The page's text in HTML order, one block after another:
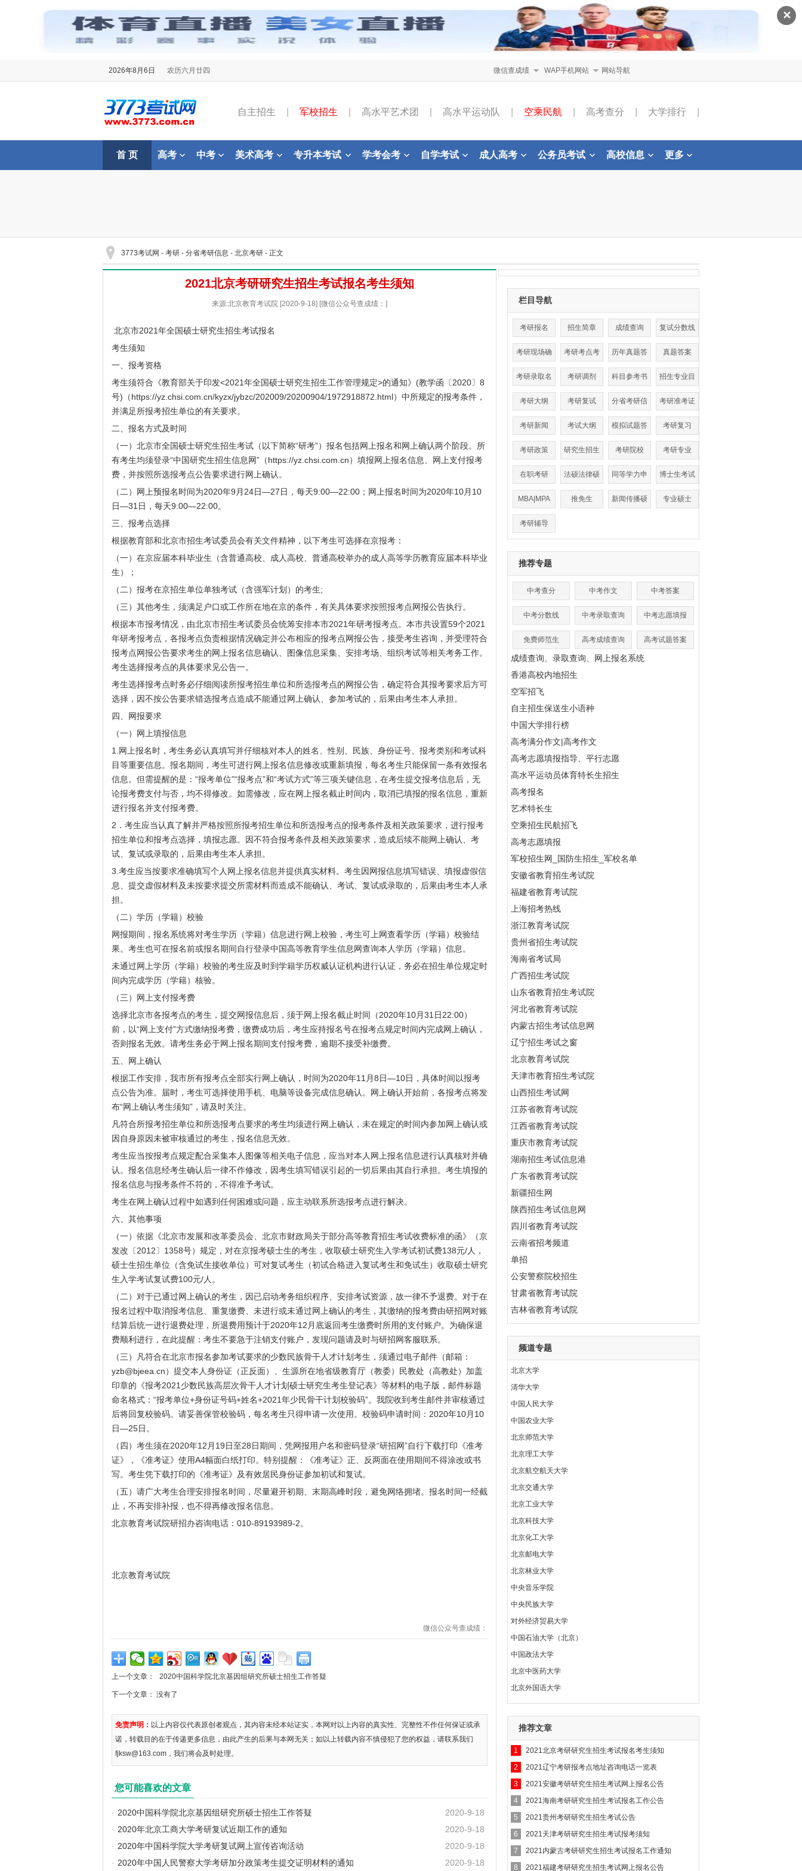
✕
2026年8月6日 农历六月廿四 微信查成绩 WAP手机网站 网站导航
自主招生 军校招生 高水平艺术团 高水平运动队 空乘民航 高考查分 大学排行
首 页 高考 中考 美术高考 专升本考试 学考会考 自学考试 成人高考 公务员考试 高校信息 更多
3773考试网 - 考研 - 分省考研信息 - 北京考研 - 正文
2021北京考研研究生招生考试报名考生须知
来源:北京教育考试院 [2020-9-18] [微信公众号查成绩：]
北京市2021年全国硕士研究生招生考试报名
考生须知
一、报考资格
考生须符合《教育部关于印发<2021年全国硕士研究生招生工作管理规定>的通知》(教学函〔2020〕8
号)（https://yz.chsi.com.cn/kyzx/jybzc/202009/20200904/1972918872.html）中所规定的报考条件，
并满足所报考招生单位的有关要求。
二、报名方式及时间
（一）北京市全国硕士研究生招生考试（以下简称“研考”）报名包括网上报名和网上确认两个阶段。所
有考生均须登录“中国研究生招生信息网”（https://yz.chsi.com.cn）填报网上报名信息、网上支付报考
费，并按照所选报考点公告要求进行网上确认。
（二）网上预报名时间为2020年9月24日—27日，每天9:00—22:00；网上报名时间为2020年10月10
日—31日，每天9:00—22:00。
三、报考点选择
根据教育部和北京市招生考试委员会有关文件精神，以下考生可选择在京报考：
（一）在京应届本科毕业生（含普通高校、成人高校、普通高校举办的成人高等学历教育应届本科毕业
生）；
（二）报考在京招生单位单独考试（含强军计划）的考生;
（三）其他考生，须满足户口或工作所在地在京的条件，有关具体要求按照报考点网报公告执行。
根据本市报考情况，由北京市招生考试委员会统筹安排本市2021年研考报考点。本市共设置59个2021
年研考报考点，各报考点负责根据情况确定并公布相应的报考点网报公告，接受考生咨询，并受理符合
报考点网报公告要求考生的网上报名信息确认、图像信息采集、安排考场、组织考试等相关考务工作。
考生选择报考点的具体要求见公告一。
考生选择报考点时务必仔细阅读所报考招生单位和所选报考点的网报公告，确定符合其报考要求后方可
选择，因不按公告要求错选报考点造成不能通过网上确认、参加考试的，后果由考生本人承担。
四、网报要求
（一）网上填报信息
1.网上报名时，考生务必认真填写并仔细核对本人的姓名、性别、民族、身份证号、报考类别和考试科
目等重要信息。报名期间，考生可进行网上报名信息修改或重新填报，每名考生只能保留一条有效报名
信息。但需提醒的是：“报考单位”“报考点”和“考试方式”等三项关键信息，在考生提交报考信息后，无
论报考费支付与否，均不得修改。如需修改，应在网上报名截止时间内，取消已填报的报名信息，重新
进行报名并支付报考费。
2．考生应当认真了解并严格按照所报考招生单位和所选报考点的报考条件及相关政策要求，进行报考
招生单位和报考点选择，填报志愿。因不符合报考条件及相关政策要求，造成后续不能网上确认、考
试、复试或录取的，后果由考生本人承担。
3.考生应当按要求准确填写个人网上报名信息并提供真实材料。考生因网报信息填写错误、填报虚假信
息、提交虚假材料及未按要求提交所需材料而造成不能确认、考试、复试或录取的，后果由考生本人承
担。
（二）学历（学籍）校验
网报期间，报名系统将对考生学历（学籍）信息进行网上校验，考生可上网查看学历（学籍）校验结
果。考生也可在报名前或报名期间自行登录中国高等教育学生信息网查询本人学历（学籍）信息。
未通过网上学历（学籍）校验的考生应及时到学籍学历权威认证机构进行认证，务必在招生单位规定时
间内完成学历（学籍）核验。
（三）网上支付报考费
选择北京市各报考点的考生，提交网报信息后，须于网上报名截止时间（2020年10月31日22:00）
前，以“网上支付”方式缴纳报考费，缴费成功后，考生应持报名号在报考点规定时间内完成网上确认，
否则报名无效。请考生务必于网上报名期间支付报考费，逾期不接受补缴费。
五、网上确认
根据工作安排，我市所有报考点全部实行网上确认，时间为2020年11月8日—10日，具体时间以报考
点公告为准。届时，考生可选择使用手机、电脑等设备完成信息确认。网上确认开始前，各报考点将发
布“网上确认考生须知”，请及时关注。
凡符合所报考招生单位和所选报考点要求的考生均须进行网上确认，未在规定的时间内参加网上确认或
因自身原因未被审核通过的考生，报名信息无效。
考生应当按报考点规定配合采集本人图像等相关电子信息，应当对本人网上报名信息进行认真核对并确
认。报名信息经考生确认后一律不作修改，因考生填写错误引起的一切后果由其自行承担。考生填报的
报名信息与报考条件不符的，不得准予考试。
考生在网上确认过程中如遇到任何困难或问题，应主动联系所选报考点进行解决。
六、其他事项
（一）依据《北京市发展和改革委员会、北京市财政局关于部分高等教育招生考试收费标准的函》（京
发改〔2012〕1358号）规定，对在京报考硕士生的考生，收取硕士研究生入学考试初试费138元/人，
硕士生招生单位（含免试生接收单位）可对复试考生（初试合格进入复试考生和免试生）收取硕士研究
生入学考试复试费100元/人。
（二）对于已通过网上确认的考生，因已启动考务组织程序、安排考试资源，故一律不予退费。对于在
报名过程中取消报考信息、重复缴费、未进行或未通过网上确认的考生，其缴纳的报考费由研招网对账
结算后统一进行退费处理，所退费用预计于2020年12月底返回考生缴费时所用的支付账户。为确保退
费顺利进行，在此提醒：考生不要急于注销支付账户，发现问题请及时与研招网客服联系。
（三）凡符合在北京市报名参加考试要求的少数民族骨干人才计划考生，须通过电子邮件（邮箱：
yzb@bjeea.cn）提交本人身份证（正反面）、生源所在地省级教育厅（教委）民教处（高教处）加盖
印章的《报考2021少数民族高层次骨干人才计划硕士研究生考生登记表》等材料的电子版，邮件标题
命名格式：“报考单位+身份证号码+姓名+2021年少民骨干计划校验码”。我院收到考生邮件并审核通过
后将回复校验码。请妥善保管校验码，每名考生只得申请一次使用。校验码申请时间：2020年10月10
日—25日。
（四）考生须在2020年12月19日至28日期间，凭网报用户名和密码登录“研招网”自行下载打印《准考
证》，《准考证》使用A4幅面白纸打印。特别提醒：《准考证》正、反两面在使用期间不得涂改或书
写。考生凭下载打印的《准考证》及有效居民身份证参加初试和复试。
（五）请广大考生合理安排报名时间，尽量避开初期、末期高峰时段，避免网络拥堵。报名时间一经截
止，不再安排补报，也不得再修改报名信息。
北京教育考试院研招办咨询电话：010-89193989-2。
北京教育考试院
微信公众号查成绩：
上一个文章： 2020中国科学院北京基因组研究所硕士招生工作答疑
下一个文章： 没有了
免责声明： 以上内容仅代表原创者观点，其内容未经本站证实，本网对以上内容的真实性、完整性不作任何保证或承
诺，转载目的在于传递更多信息，由此产生的后果与本网无关；如以上转载内容不慎侵犯了您的权益，请联系我们
fjksw@163.com，我们将会及时处理。
您可能喜欢的文章
2020-9-18
· 2020中国科学院北京基因组研究所硕士招生工作答疑
2020-9-18
· 2020年北京工商大学考研复试近期工作的通知
2020-9-18
· 2020年中国科学院大学考研复试网上宣传咨询活动
2020-9-18
· 2020年中国人民警察大学考研加分政策考生提交证明材料的通知
栏目导航
考研报名 招生简章 成绩查询 复试分数线
考研现场确
认
考研考点考
场查询
历年真题答
案
真题答案
考研录取名
单
考研调剂 科目参考书
目
招生专业目
录
考研大纲
考研复试 分省考研信
息
考研准考证
打印
考研新闻
考试大纲 模拟试题答
案
考研复习
考研政策 研究生招生 考研院校 考研专业
在职考研 法硕法律硕
士
同等学力申
硕
博士生考试
MBA|MPA 推免生 新闻传播硕 专业硕士
考研辅导
推荐专题
中考查分 中考作文 中考答案
中考分数线 中考录取查询 中考志愿填报
免费师范生 高考成绩查询 高考试题答案
成绩查询、录取查询、网上报名系统
香港高校内地招生
空军招飞
自主招生保送生小语种
中国大学排行榜
高考满分作文|高考作文
高考志愿填报指导、平行志愿
高水平运动员体育特长生招生
高考报名
艺术特长生
空乘招生民航招飞
高考志愿填报
军校招生网_国防生招生_军校名单
安徽省教育招生考试院
福建省教育考试院
上海招考热线
浙江教育考试院
贵州省招生考试院
海南省考试局
广西招生考试院
山东省教育招生考试院
河北省教育考试院
内蒙古招生考试信息网
辽宁招生考试之窗
北京教育考试院
天津市教育招生考试院
山西招生考试网
江苏省教育考试院
江西省教育考试院
重庆市教育考试院
湖南招生考试信息港
广东省教育考试院
新疆招生网
陕西招生考试信息网
四川省教育考试院
云南省招考频道
单招
公安警察院校招生
甘肃省教育考试院
吉林省教育考试院
频道专题
北京大学
清华大学
中国人民大学
中国农业大学
北京师范大学
北京理工大学
北京航空航天大学
北京交通大学
北京工业大学
北京科技大学
北京化工大学
北京邮电大学
北京林业大学
中央音乐学院
中央民族大学
对外经济贸易大学
中国石油大学（北京）
中国政法大学
北京中医药大学
北京外国语大学
推荐文章
1
2021北京考研研究生招生考试报名考生须知
2
2021辽宁考研报考点地址咨询电话一览表
3
2021安徽考研研究生招生考试网上报名公告
4
2021海南考研研究生招生考试报名工作公告
5
2021贵州考研研究生招生考试公告
6
2021天津考研研究生招生考试报考须知
7
2021内蒙古考研研究生招生考试报名工作通知
8
2021福建考研研究生招生考试网上报名公告